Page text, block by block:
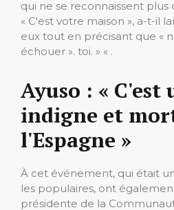
qui ne se reconnaissent plus
« C'est votre maison », a-t-il
eux tout en précisant que «
échouer ». toi. » « .
Ayuso : « C'est
indigne et
l'Espagne »
À cet événement, qui était
les populaires, ont
présidente de la